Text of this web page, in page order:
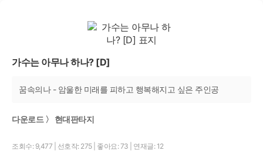
가수는 아무나 하나? [D]
꿈속의나 - 암울한 미래를 피하고 행복해지고 싶은 주인공
다운로드 〉 현대판타지
조회수: 9,477 선호작: 275 좋아요: 73 연재글: 12